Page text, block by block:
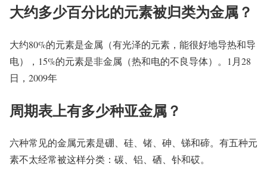
大约多少百分比的元素被归类为金属？
大约80%的元素是金属（有光泽的元素，能很好地导热和导
电），15%的元素是非金属（热和电的不良导体）。1月28
日，2009年
周期表上有多少种亚金属？
六种常见的金属元素是硼、硅、锗、砷、锑和碲。有五种元
素不太经常被这样分类：碳、铝、硒、钋和砹。